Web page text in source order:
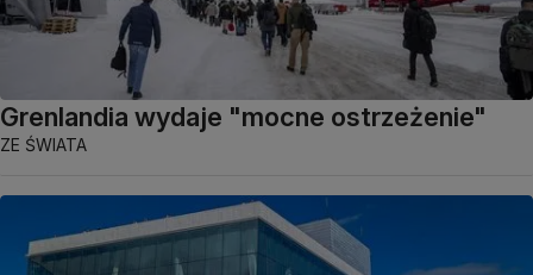
Grenlandia wydaje "mocne ostrzeżenie"
ZE ŚWIATA